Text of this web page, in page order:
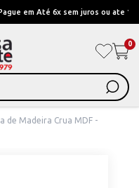
ou ate 12x com juros
0
de Madeira Crua MDF -